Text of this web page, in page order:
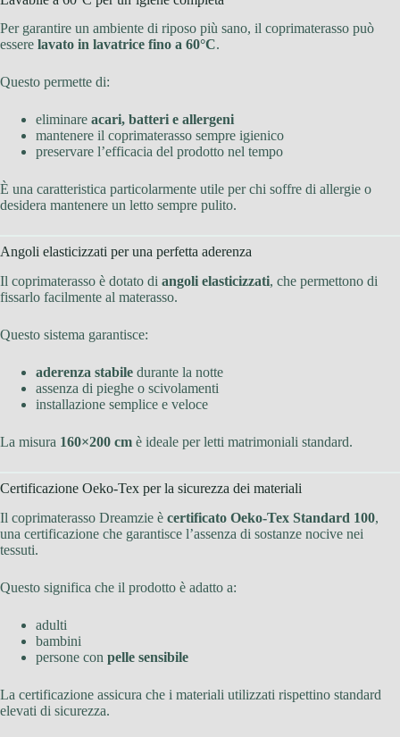
Per garantire un ambiente di riposo più sano, il coprimaterasso può
essere lavato in lavatrice fino a 60°C.
Questo permette di:
eliminare acari, batteri e allergeni
mantenere il coprimaterasso sempre igienico
preservare l’efficacia del prodotto nel tempo
È una caratteristica particolarmente utile per chi soffre di allergie o
desidera mantenere un letto sempre pulito.
Angoli elasticizzati per una perfetta aderenza
Il coprimaterasso è dotato di angoli elasticizzati, che permettono di
fissarlo facilmente al materasso.
Questo sistema garantisce:
aderenza stabile durante la notte
assenza di pieghe o scivolamenti
installazione semplice e veloce
La misura 160×200 cm è ideale per letti matrimoniali standard.
Certificazione Oeko-Tex per la sicurezza dei materiali
Il coprimaterasso Dreamzie è certificato Oeko-Tex Standard 100,
una certificazione che garantisce l’assenza di sostanze nocive nei
tessuti.
Questo significa che il prodotto è adatto a:
adulti
bambini
persone con pelle sensibile
La certificazione assicura che i materiali utilizzati rispettino standard
elevati di sicurezza.